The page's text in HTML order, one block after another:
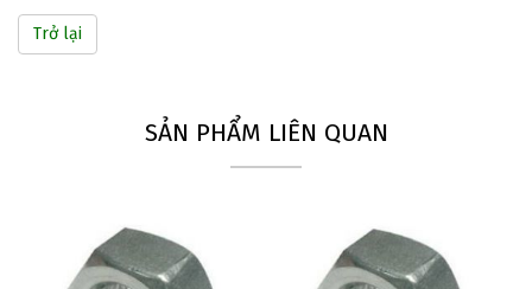
Trở lại
SẢN PHẨM LIÊN QUAN